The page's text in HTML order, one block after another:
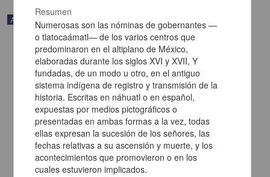
Artículo
Resumen
Numerosas son las nóminas de gobernantes —
o tlatocaámatl— de los varios centros que
predominaron en el altiplano de México,
elaboradas durante los siglos XVI y XVII, Y
fundadas, de un modo u otro, en el antiguo
sistema indígena de registro y transmisión de la
historia. Escritas en náhuatl o en español,
expuestas por medios pictográficos o
presentadas en ambas formas a la vez, todas
ellas expresan la sucesión de los señores, las
fechas relativas a su ascensión y muerte, y los
acontecimientos que promovieron o en los
cuales estuvieron implicados.